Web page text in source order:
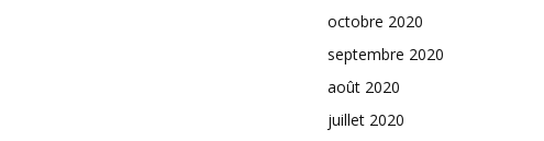
octobre 2020
septembre 2020
août 2020
juillet 2020